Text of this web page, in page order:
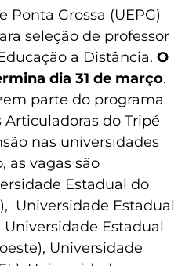
Ponta Grossa (UEPG)
seleção de professor
a Distância.O
dia 31 de março
parte do programa
Articuladoras do Tripé
nas universidades
as vagas são
Estadual do
Universidade Estadual
Estadual